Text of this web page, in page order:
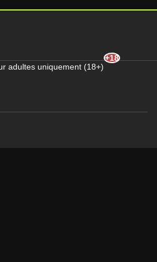
adultes uniquement (18+)